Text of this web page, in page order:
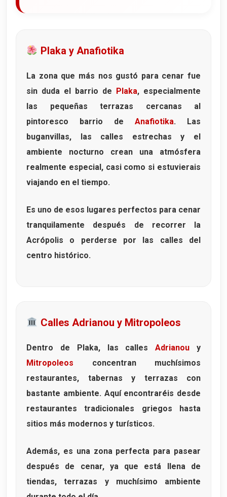
Plaka y Anafiotika
La zona que más nos gustó para cenar fue
sin duda el barrio de
Plaka, especialmente
las pequeñas terrazas cercanas al
pintoresco barrio de Anafiotika. Las
buganvillas, las calles estrechas y el
ambiente nocturno crean una atmósfera
realmente especial, casi como si estuvierais
viajando en el tiempo.
Es uno de esos lugares perfectos para cenar
tranquilamente después de recorrer la
Acrópolis o perderse por las calles del
centro histórico.
Calles Adrianou y Mitropoleos
Dentro de Plaka, las callesAdrianou y
Mitropoleos concentran muchísimos
restaurantes, tabernas y terrazas con
bastante ambiente. Aquí encontraréis desde
restaurantes tradicionales griegos hasta
sitios más modernos y turísticos.
Además, es una zona perfecta para pasear
después de cenar, ya que está llena de
tiendas, terrazas y muchísimo ambiente